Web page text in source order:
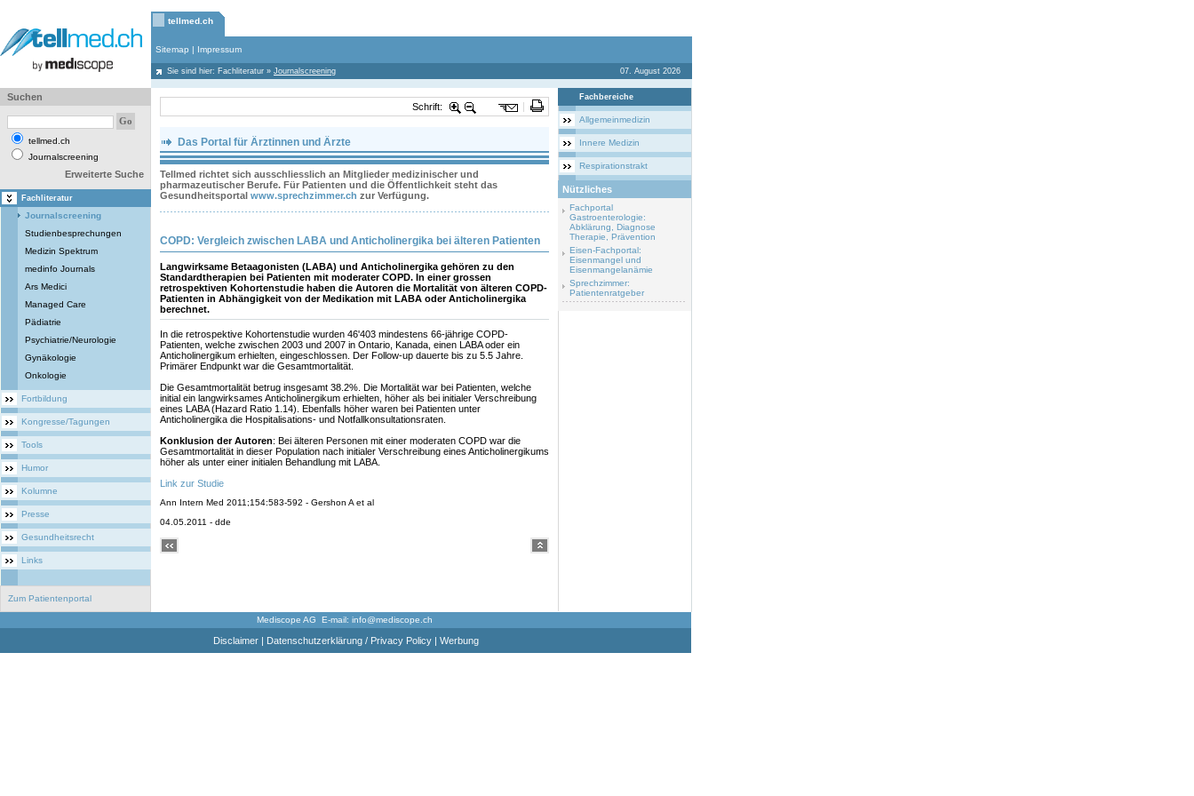
tellmed.ch
Sitemap | Impressum
Sie sind hier: Fachliteratur » Journalscreening 07. August 2026
Suchen
tellmed.ch
Journalscreening
Erweiterte Suche
Fachliteratur
Journalscreening
Studienbesprechungen
Medizin Spektrum
medinfo Journals
Ars Medici
Managed Care
Pädiatrie
Psychiatrie/Neurologie
Gynäkologie
Onkologie
Fortbildung
Kongresse/Tagungen
Tools
Humor
Kolumne
Presse
Gesundheitsrecht
Links
Zum Patientenportal
Schrift:
Das Portal für Ärztinnen und Ärzte
Tellmed richtet sich ausschliesslich an Mitglieder medizinischer und
pharmazeutischer Berufe. Für Patienten und die Öffentlichkeit steht das
Gesundheitsportal www.sprechzimmer.ch zur Verfügung.
COPD: Vergleich zwischen LABA und Anticholinergika bei älteren Patienten
Langwirksame Betaagonisten (LABA) und Anticholinergika gehören zu den
Standardtherapien bei Patienten mit moderater COPD. In einer grossen
retrospektiven Kohortenstudie haben die Autoren die Mortalität von älteren COPD-
Patienten in Abhängigkeit von der Medikation mit LABA oder Anticholinergika
berechnet.
In die retrospektive Kohortenstudie wurden 46'403 mindestens 66-jährige COPD-
Patienten, welche zwischen 2003 und 2007 in Ontario, Kanada, einen LABA oder ein
Anticholinergikum erhielten, eingeschlossen. Der Follow-up dauerte bis zu 5.5 Jahre.
Primärer Endpunkt war die Gesamtmortalität.
Die Gesamtmortalität betrug insgesamt 38.2%. Die Mortalität war bei Patienten, welche
initial ein langwirksames Anticholinergikum erhielten, höher als bei initialer Verschreibung
eines LABA (Hazard Ratio 1.14). Ebenfalls höher waren bei Patienten unter
Anticholinergika die Hospitalisations- und Notfallkonsultationsraten.
Konklusion der Autoren: Bei älteren Personen mit einer moderaten COPD war die
Gesamtmortalität in dieser Population nach initialer Verschreibung eines Anticholinergikums
höher als unter einer initialen Behandlung mit LABA.
Link zur Studie
Ann Intern Med 2011;154:583-592 - Gershon A et al
04.05.2011 - dde
Fachbereiche
Allgemeinmedizin
Innere Medizin
Respirationstrakt
Nützliches
Fachportal
Gastroenterologie:
Abklärung, Diagnose
Therapie, Prävention
Eisen-Fachportal:
Eisenmangel und
Eisenmangelanämie
Sprechzimmer:
Patientenratgeber
Mediscope AG E-mail: info@mediscope.ch
Disclaimer| Datenschutzerklärung / Privacy Policy| Werbung